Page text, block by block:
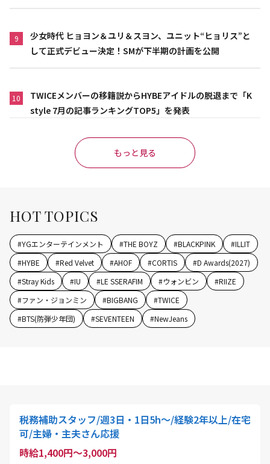
9
少女時代 ヒョヨン＆ユリ＆スヨン、ユニット“ヒョリス”と
して正式デビュー決定！SMが下半期の計画を公開
10
TWICEメンバーの移籍説からHYBEアイドルの脱退まで「K
style 7月の記事ランキングTOP5」を発表
もっと見る
HOT TOPICS
#YGエンターテインメント #THE BOYZ #BLACKPINK #ILLIT
#HYBE #Red Velvet #AHOF #CORTIS #D Awards(2027)
#Stray Kids #IU #LE SSERAFIM #ウォンビン #RIIZE
#ファン・ジョンミン #BIGBANG #TWICE
#BTS(防弾少年団) #SEVENTEEN #NewJeans
税務補助スタッフ/週3日・1日5h～/経験2年以上/在宅
可/主婦・主夫さん応援
時給1,400円～3,000円